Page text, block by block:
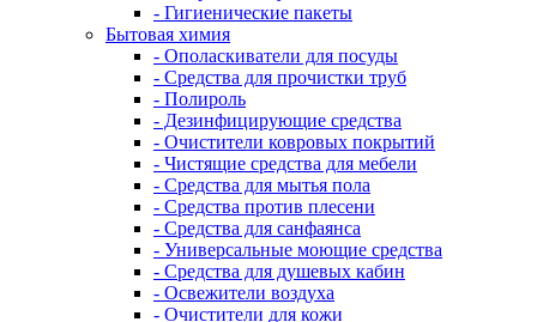
- Гигиенические пакеты
Бытовая химия
- Ополаскиватели для посуды
- Средства для прочистки труб
- Полироль
- Дезинфицирующие средства
- Очистители ковровых покрытий
- Чистящие средства для мебели
- Средства для мытья пола
- Средства против плесени
- Средства для санфаянса
- Универсальные моющие средства
- Средства для душевых кабин
- Освежители воздуха
- Очистители для кожи